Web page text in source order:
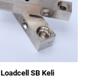
Loadcell SB Keli